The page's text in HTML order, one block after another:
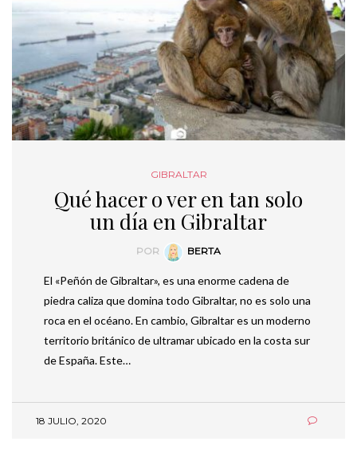
GIBRALTAR
Qué hacer o ver en tan solo
un día en Gibraltar
POR BERTA
El «Peñón de Gibraltar», es una enorme cadena de
piedra caliza que domina todo Gibraltar, no es solo una
roca en el océano. En cambio, Gibraltar es un moderno
territorio británico de ultramar ubicado en la costa sur
de España. Este…
18 JULIO, 2020